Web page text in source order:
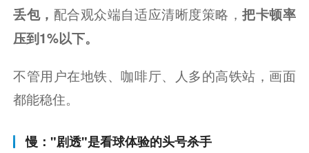
丢包， 配合观众端自适应清晰度策略，把卡顿率
压到1%以下。
不管用户在地铁、咖啡厅、人多的高铁站，画面
都能稳住。
慢："剧透"是看球体验的头号杀手